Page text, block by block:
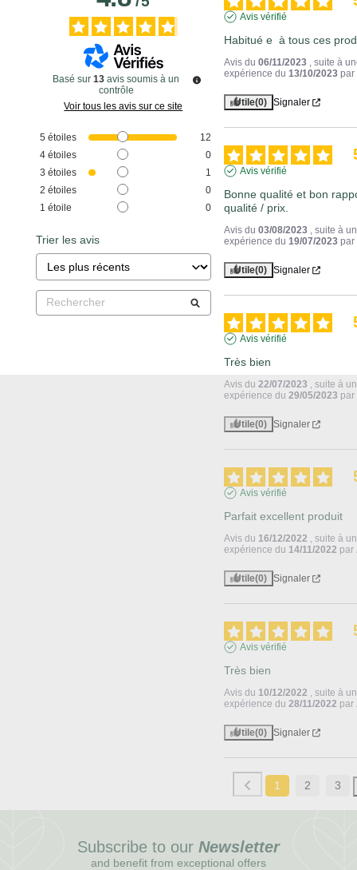
Basé sur13 avis soumis à un
contrôle
Voir tous les avis sur ce site
5 étoiles
12
4 étoiles
0
3 étoiles
1
2 étoiles
0
1 étoile 0
Trier les avis
Avis vérifié
Habitué e  à tous ces
Avis du06/11/2023 , suite à
expérience du13/10/2023 par
Utile(0) Signaler
Avis vérifié
Bonne qualité et bon
qualité / prix.
Avis du03/08/2023 , suite à
expérience du19/07/2023 par
Utile(0) Signaler
Avis vérifié
Très bien
Avis du22/07/2023 , suite à
expérience du29/05/2023 par
Utile(0) Signaler
Avis vérifié
Parfait excellent produit
Avis du 16/12/2022 , suite à
expérience du 14/11/2022 par
Utile(0) Signaler
Avis vérifié
Très bien
Avis du 10/12/2022 , suite à
expérience du28/11/2022 par
Utile(0) Signaler
1 2 3
Subscribe to our Newsletter
and benefit from exceptional offers